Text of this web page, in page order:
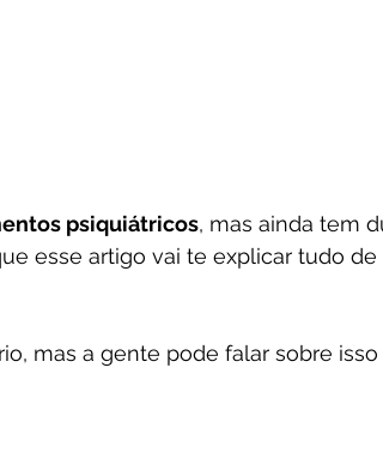
psiquiátricos, mas ainda tem
esse artigo vai te explicar tudo
mas a gente pode falar sobre isso